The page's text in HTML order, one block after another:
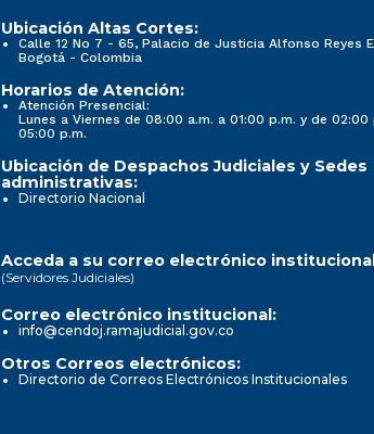
Ubicación Altas Cortes:
Calle 12 No 7 - 65, Palacio de Justicia Alfonso Reyes
Bogotá - Colombia
Horarios de Atención:
Atención Presencial:
Lunes a Viernes de 08:00 a.m. a 01:00 p.m. y de 02:00
05:00 p.m.
Ubicación de Despachos Judiciales y Sedes
administrativas:
Directorio Nacional
Acceda a su correo electrónico
(Servidores Judiciales)
Correo electrónico institucional:
info@cendoj.ramajudicial.gov.co
Otros Correos electrónicos:
Directorio de Correos Electrónicos Institucionales